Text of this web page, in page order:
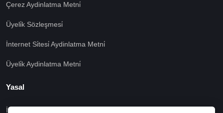
Çerez Aydinlatma Metni̇
Üyeli̇k Sözleşmesi̇
İnternet Si̇tesi̇ Aydinlatma Metni̇
Üyeli̇k Aydinlatma Metni̇
Yasal
İşlem Rehberi̇